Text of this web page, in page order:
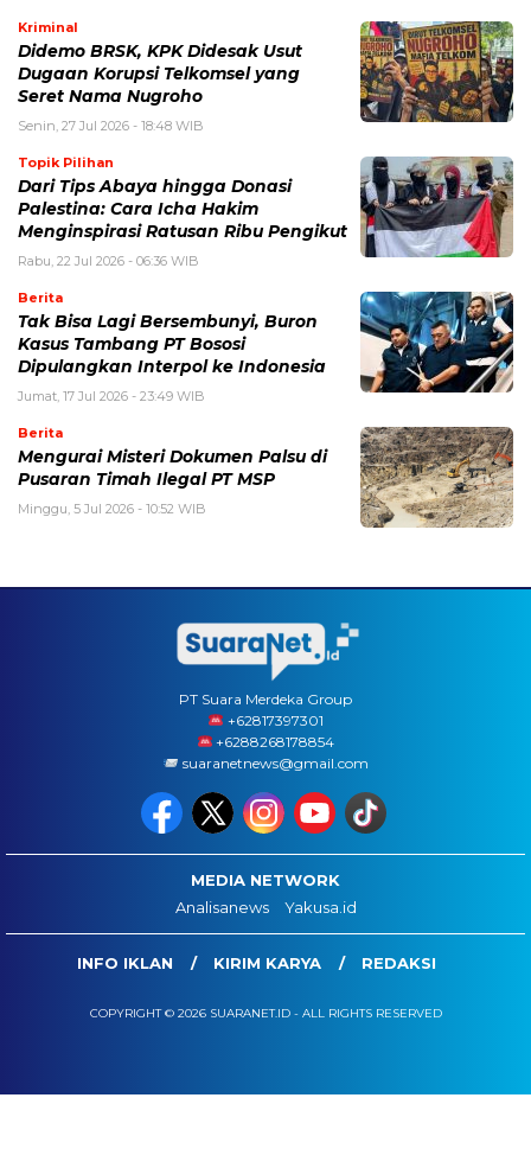
Kriminal
Didemo BRSK, KPK Didesak Usut
Dugaan Korupsi Telkomsel yang
Seret Nama Nugroho
Senin, 27 Jul 2026 - 18:48 WIB
Topik Pilihan
Dari Tips Abaya hingga Donasi
Palestina: Cara Icha Hakim
Menginspirasi Ratusan Ribu Pengikut
Rabu, 22 Jul 2026 - 06:36 WIB
Berita
Tak Bisa Lagi Bersembunyi, Buron
Kasus Tambang PT Bososi
Dipulangkan Interpol ke Indonesia
Jumat, 17 Jul 2026 - 23:49 WIB
Berita
Mengurai Misteri Dokumen Palsu di
Pusaran Timah Ilegal PT MSP
Minggu, 5 Jul 2026 - 10:52 WIB
PT Suara Merdeka Group
‪+62817397301
+6288268178854
suaranetnews@gmail.com
MEDIA NETWORK
Analisanews
Yakusa.id
INFO IKLAN KIRIM KARYA REDAKSI
COPYRIGHT © 2026 SUARANET.ID - ALL RIGHTS RESERVED